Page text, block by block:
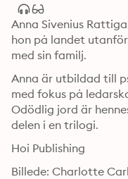
Anna Sivenius
hon på landet
Anna är utbildad till
med fokus på
Odödlig jord är
delen i en trilogi.
Hoi Publishing
Billede: Charlotte